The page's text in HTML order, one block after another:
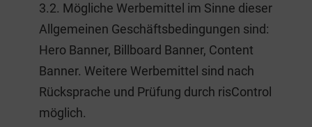
3.2. Mögliche Werbemittel im Sinne dieser
Allgemeinen Geschäftsbedingungen sind:
Hero Banner, Billboard Banner, Content
Banner. Weitere Werbemittel sind nach
Rücksprache und Prüfung durch risControl
möglich.